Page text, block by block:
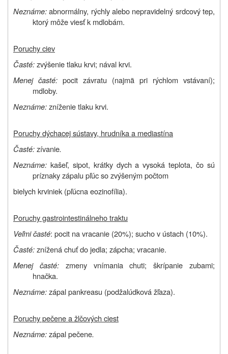
Neznáme:abnormálny, rýchly alebo nepravidelný srdcový tep,
ktorý môže viesť k mdlobám.
Poruchy ciev
Časté:zvýšenie tlaku krvi; nával krvi.
Menej časté: pocit závratu (najmä pri rýchlom vstávaní);
mdloby.
Neznáme:zníženie tlaku krvi.
Poruchy dýchacej sústavy, hrudníka a mediastína
Časté:zívanie.
Neznáme: kašeľ, sipot, krátky dych a vysoká teplota, čo sú
príznaky zápalu pľúc so zvýšeným počtom
bielych krviniek (pľúcna eozinofília).
Poruchy gastrointestinálneho traktu
Veľmičasté: pocit na vracanie (20%); sucho v ústach (10%).
Časté:znížená chuť do jedla; zápcha; vracanie.
Menej časté:zmeny vnímania chuti; škrípanie zubami;
hnačka.
Neznáme:zápal pankreasu (podžalúdková žľaza).
Poruchy pečene a žlčových ciest
Neznáme:zápal pečene.